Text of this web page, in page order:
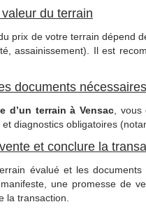
du terrain
prix de votre terrain dépend
assainissement). Il est
documents nécessaires
d’un terrain à Vensac, vous
diagnostics obligatoires
et conclure la
évalué et les
une promesse de
la transaction.